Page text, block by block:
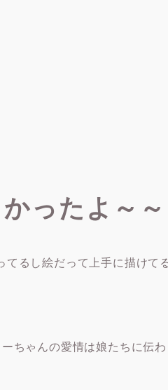
ったよ～～
てるし絵だって上手に描けて
ちゃんの愛情は娘たちに伝